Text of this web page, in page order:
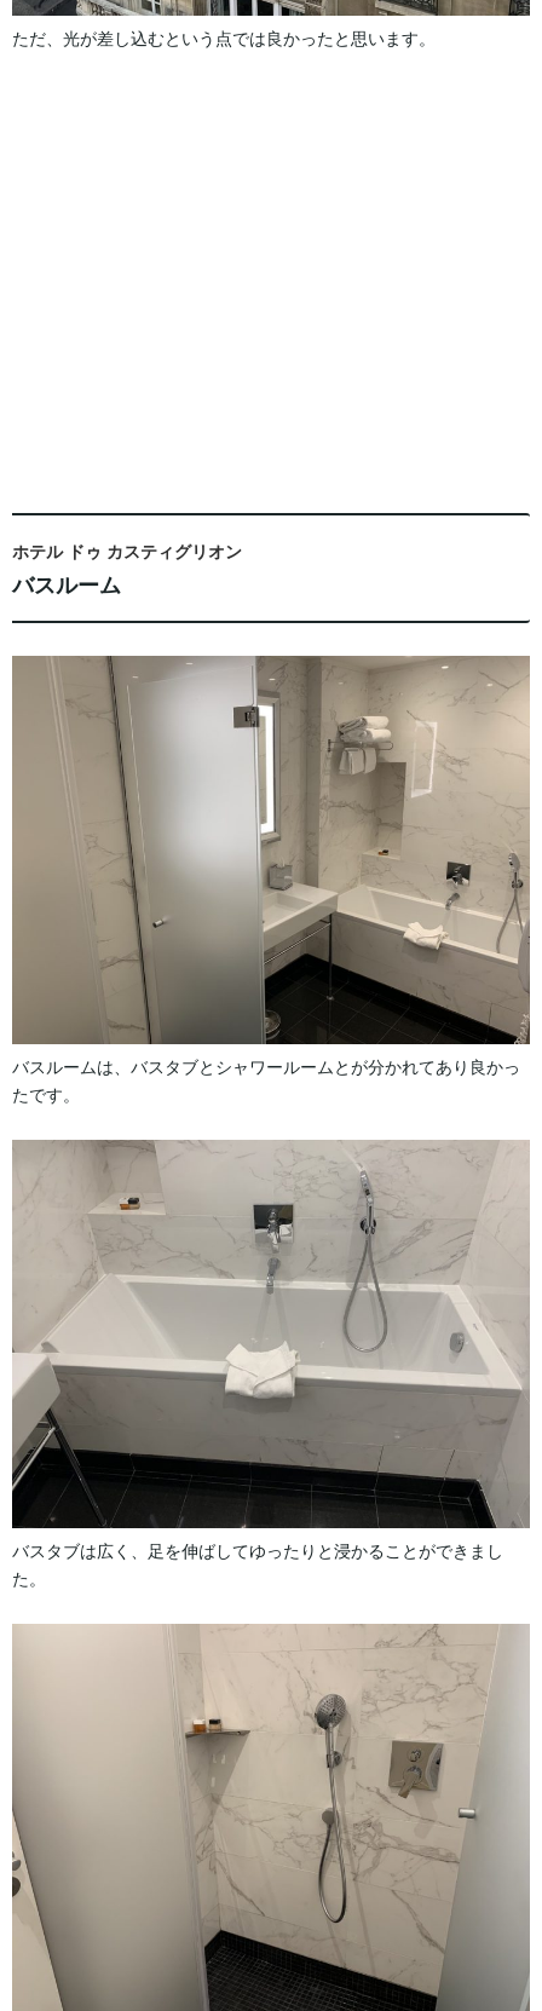
ただ、光が差し込むという点では良かったと思います。
ホテル ドゥ カスティグリオン
バスルーム
バスルームは、バスタブとシャワールームとが分かれてあり良かっ
たです。
バスタブは広く、足を伸ばしてゆったりと浸かることができまし
た。